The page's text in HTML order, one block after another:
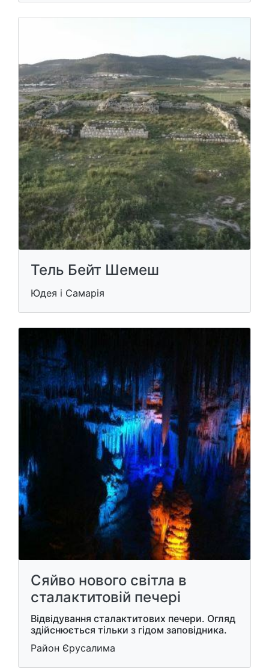
Тель Бейт Шемеш
Юдея і Самарія
Сяйво нового світла в
сталактитовій печері
Відвідування сталактитових печери. Огляд
здійснюється тільки з гідом заповідника.
Район Єрусалима